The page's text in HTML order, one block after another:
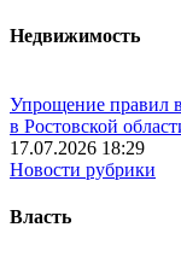
Недвижимость
Упрощение правил
в Ростовской
17.07.2026 18:29
Новости рубрики
Власть